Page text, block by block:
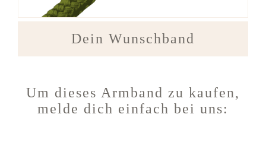
Dein Wunschband
Um dieses Armband zu kaufen,
melde dich einfach bei uns: